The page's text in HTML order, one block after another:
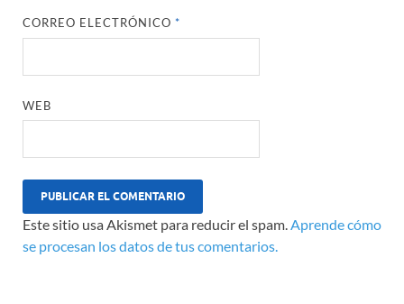
CORREO ELECTRÓNICO*
WEB
Este sitio usa Akismet para reducir el spam.Aprende cómo
se procesan los datos de tus comentarios.